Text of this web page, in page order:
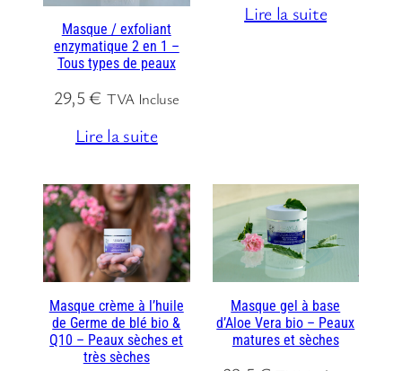
Masque / exfoliant
enzymatique 2 en 1 –
Tous types de peaux
29,5€ TVA Incluse
Lire la suite
Lire la suite
Masque crème à l’huile
de Germe de blé bio &
Q10 – Peaux sèches et
très sèches
Masque gel à base
d’Aloe Vera bio – Peaux
matures et sèches